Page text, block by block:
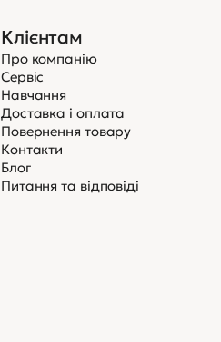
Клієнтам
Про компанію
Сервіс
Навчання
Доставка і оплата
Повернення товару
Контакти
Блог
Питання та відповіді